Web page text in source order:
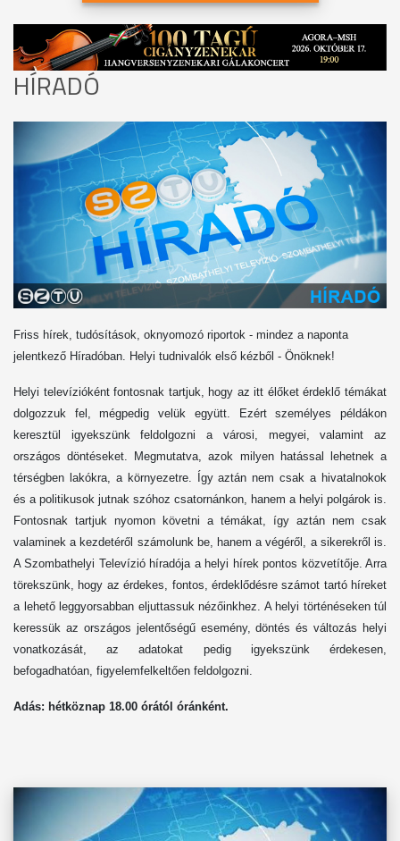
HÍRADÓ
Friss hírek, tudósítások, oknyomozó riportok - mindez a naponta
jelentkező Híradóban. Helyi tudnivalók első kézből - Önöknek!
Helyi televízióként fontosnak tartjuk, hogy az itt élőket érdeklő témákat
dolgozzuk fel, mégpedig velük együtt. Ezért személyes példákon
keresztül igyekszünk feldolgozni a városi, megyei, valamint az
országos döntéseket. Megmutatva, azok milyen hatással lehetnek a
térségben lakókra, a környezetre. Így aztán nem csak a hivatalnokok
és a politikusok jutnak szóhoz csatornánkon, hanem a helyi polgárok is.
Fontosnak tartjuk nyomon követni a témákat, így aztán nem csak
valaminek a kezdetéről számolunk be, hanem a végéről, a sikerekről is.
A Szombathelyi Televízió híradója a helyi hírek pontos közvetítője. Arra
törekszünk, hogy az érdekes, fontos, érdeklődésre számot tartó híreket
a lehető leggyorsabban eljuttassuk nézőinkhez. A helyi történéseken túl
keressük az országos jelentőségű esemény, döntés és változás helyi
vonatkozását, az adatokat pedig igyekszünk érdekesen,
befogadhatóan, figyelemfelkeltően feldolgozni.
Adás: hétköznap 18.00 órától óránként.